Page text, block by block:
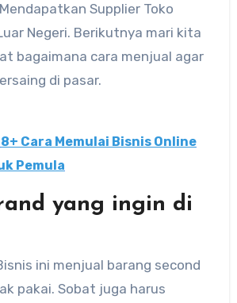
Supplier Toko
Negeri. Berikutnya mari kita
bagaimana cara menjual agar
di pasar.
8+ Cara Memulai Bisnis Online
Pemula
yang ingin di
ini menjual barang second
pakai. Sobat juga harus